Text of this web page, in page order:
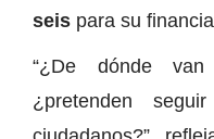
seis para su
“¿De dónde
¿pretenden